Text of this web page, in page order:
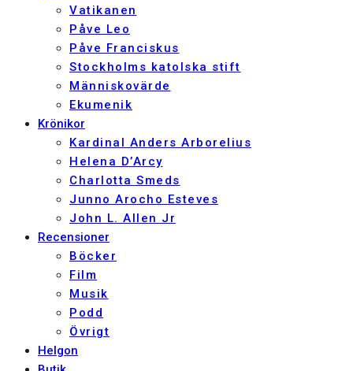
Vatikanen
Påve Leo
Påve Franciskus
Stockholms katolska stift
Människovärde
Ekumenik
Krönikor
Kardinal Anders Arborelius
Helena D’Arcy
Charlotta Smeds
Junno Arocho Esteves
John L. Allen Jr
Recensioner
Böcker
Film
Musik
Podd
Övrigt
Helgon